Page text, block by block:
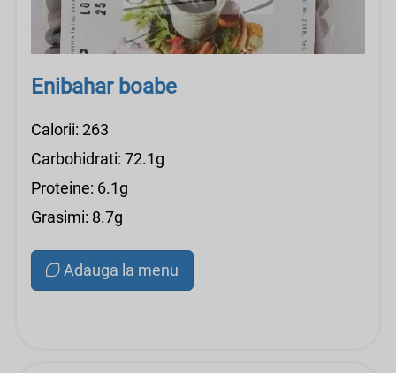
Enibahar boabe
Calorii: 263
Carbohidrati: 72.1g
Proteine: 6.1g
Grasimi: 8.7g
Adauga la menu